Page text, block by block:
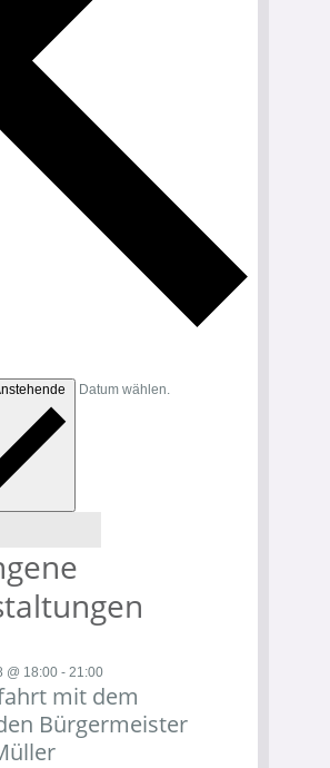
Datum wählen.
@ 18:00 - 21:00
mit dem
Bürgermeister